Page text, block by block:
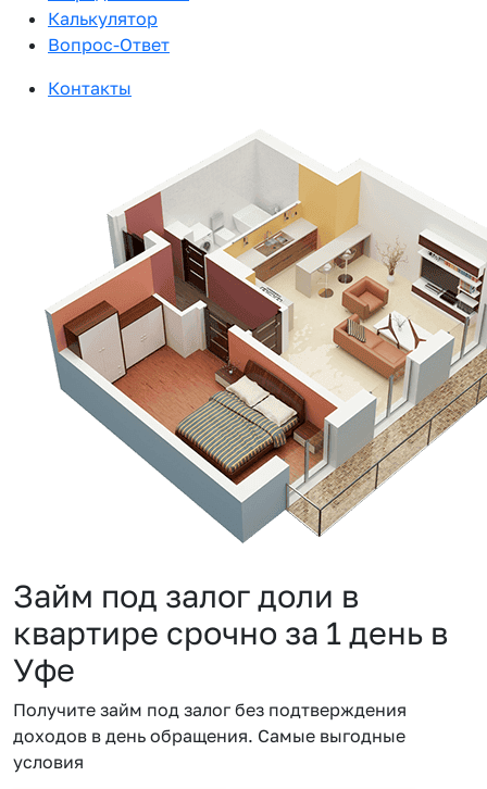
Калькулятор
Вопрос-Ответ
Контакты
Займ под залог доли в
квартире срочно за 1 день в
Уфе
Получите займ под залог без подтверждения
доходов в день обращения. Самые выгодные
условия